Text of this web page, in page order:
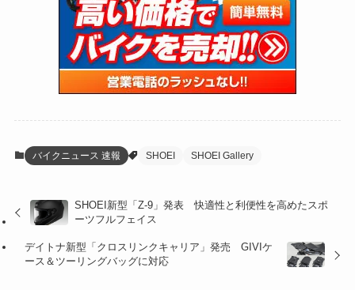
(12)
(64)
(109)
(47)
(15)
(5)
(6)
(17)
(5)
(32)
(131)
(21)
(61)
(98)
(13)
(60)
(274)
(171)
(38)
(47)
(59)
(36)
(47)
(204)
(34)
(35)
(41)
(19)
(12)
(16)
(8)
(16)
バイクニュース 速報 SHOEI SHOEI Gallery
SHOEI新型「Z-9」発表 快適性と利便性を高めたスポ
ーツフルフェイス
デイトナ新型「クロスリンクキャリア」発売 GIVIケ
ース＆ツーリングバッグに対応